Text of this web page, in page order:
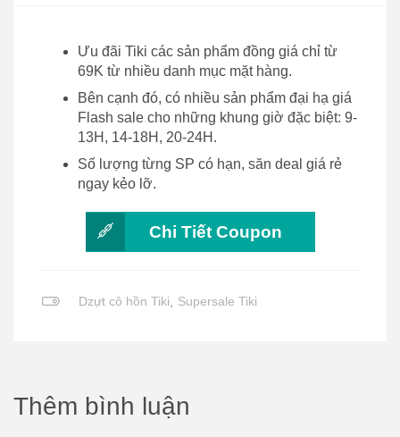
Ưu đãi Tiki các sản phẩm đồng giá chỉ từ
69K từ nhiều danh mục mặt hàng.
Bên cạnh đó, có nhiều sản phẩm đại hạ giá
Flash sale cho những khung giờ đặc biệt: 9-
13H, 14-18H, 20-24H.
Số lượng từng SP có hạn, săn deal giá rẻ
ngay kẻo lỡ.
Chi Tiết Coupon
Dzựt cô hồn Tiki, Supersale Tiki
Thêm bình luận